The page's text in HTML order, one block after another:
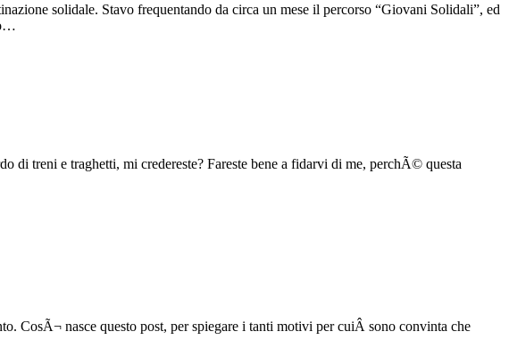
solidale. Stavo frequentando da circa un mese il percorso “Giovani Solidali”, ed
di treni e traghetti, mi credereste? Fareste bene a fidarvi di me, perchÃ© questa
CosÃ¬ nasce questo post, per spiegare i tanti motivi per cuiÂ sono convinta che